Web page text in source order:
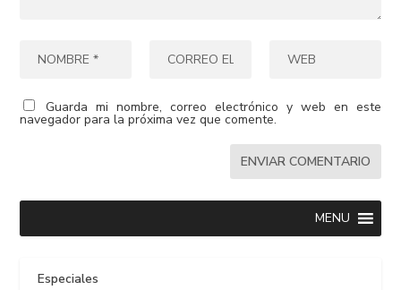
Guarda mi nombre, correo electrónico y web en este
navegador para la próxima vez que comente.
MENU
Especiales